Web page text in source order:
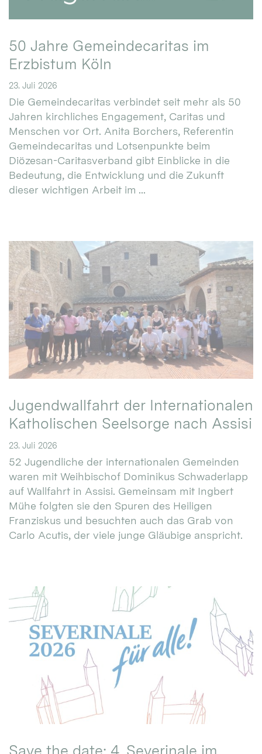
50 Jahre Gemeindecaritas im
Erzbistum Köln
23. Juli 2026
Die Gemeindecaritas verbindet seit mehr als 50
Jahren kirchliches Engagement, Caritas und
Menschen vor Ort. Anita Borchers, Referentin
Gemeindecaritas und Lotsenpunkte beim
Diözesan-Caritasverband gibt Einblicke in die
Bedeutung, die Entwicklung und die Zukunft
dieser wichtigen Arbeit im ...
Jugendwallfahrt der Internationalen
Katholischen Seelsorge nach Assisi
23. Juli 2026
52 Jugendliche der internationalen Gemeinden
waren mit Weihbischof Dominikus Schwaderlapp
auf Wallfahrt in Assisi. Gemeinsam mit Ingbert
Mühe folgten sie den Spuren des Heiligen
Franziskus und besuchten auch das Grab von
Carlo Acutis, der viele junge Gläubige anspricht.
Save the date: 4. Severinale im